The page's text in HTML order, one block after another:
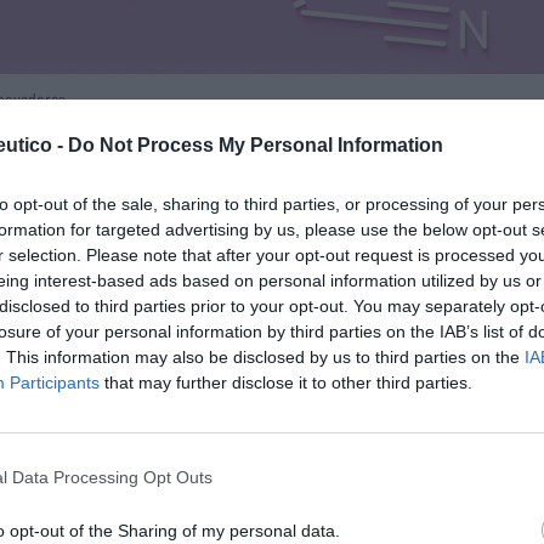
- Do Not Process My Personal Information
opt-out of the sale, sharing to third parties, or processing of your
for targeted advertising by us, please use the below opt-out
selection. Please note that after your opt-out request is processed
interest-based ads based on personal information utilized by us
to third parties prior to your opt-out. You may separately
of your personal information by third parties on the IAB’s list of
This information may also be disclosed by us to third parties on the
Participants that may further disclose it to other third parties.
Data Processing Opt Outs
opt-out of the Sharing of my personal data.
red de células y órganos que nos
las infecciones asociadas, además de
conformando el sistema inmunológic
para seguir leyendo El
No